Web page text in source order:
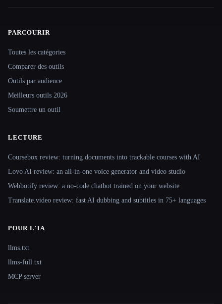
Site navigation
PARCOURIR
Toutes les catégories
Comparer des outils
Outils par audience
Meilleurs outils 2026
Soumettre un outil
LECTURE
Coursebox review: turning documents into trackable courses with AI
Lovo AI review: an all-in-one voice generator and video studio
Webbotify review: a no-code chatbot trained on your website
Translate.video review: fast AI dubbing and subtitles in 75+ languages
POUR L'IA
llms.txt
llms-full.txt
MCP server